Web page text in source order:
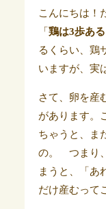
こんにちは！
「 鶏は3歩あ
るくらい、鶏
いますが、実
さて、卵を産
があります。
ちゃうと、ま
の。 つまり
まうと、「あ
だけ産むって